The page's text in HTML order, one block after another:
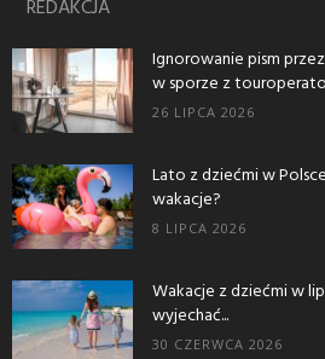
REDAKCJA
Ignorowanie pism
w sporze z
26 LIPCA 2026
Lato z dziećmi w
wakacje?
8 LIPCA 2026
Wakacje z dziećmi w
wyjechać...
30 CZERWCA 2026